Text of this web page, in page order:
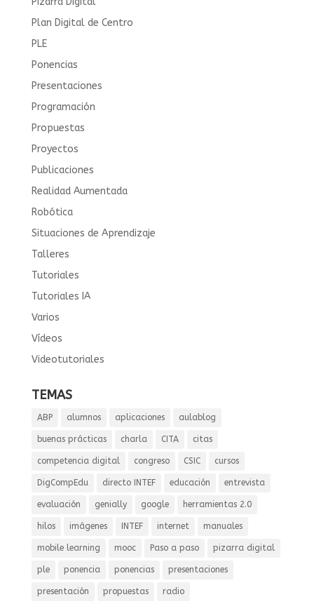
Plan Digital de Centro
PLE
Ponencias
Presentaciones
Programación
Propuestas
Proyectos
Publicaciones
Realidad Aumentada
Robótica
Situaciones de Aprendizaje
Talleres
Tutoriales
Tutoriales IA
Varios
Vídeos
Videotutoriales
TEMAS
ABP alumnos aplicaciones aulablog
buenas prácticas charla CITA citas
competencia digital congreso CSIC cursos
DigCompEdu directo INTEF educación entrevista
evaluación genially google herramientas 2.0
hilos imágenes INTEF internet manuales
mobile learning mooc Paso a paso pizarra digital
ple ponencia ponencias presentaciones
presentación propuestas radio